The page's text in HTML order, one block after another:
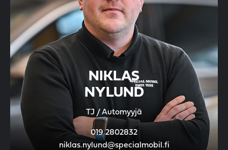
NIKLAS
NYLUND
TJ / Automyyjä
019 2802832
niklas.nylund@specialmobil.fi